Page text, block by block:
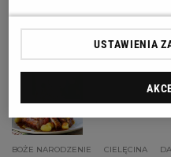
BOŻE NARODZENIE DANIA
Magazyn
Pieczony
BOŻE NARODZENIE CIELĘCINA
USTAWIENIA